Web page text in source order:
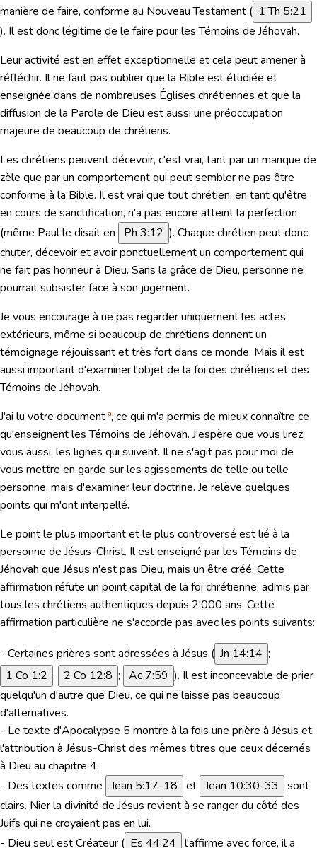
manière de faire, conforme au Nouveau Testament ( 1 Th 5:21
). Il est donc légitime de le faire pour les Témoins de Jéhovah.
Leur activité est en effet exceptionnelle et cela peut amener à
réfléchir. Il ne faut pas oublier que la Bible est étudiée et
enseignée dans de nombreuses Églises chrétiennes et que la
diffusion de la Parole de Dieu est aussi une préoccupation
majeure de beaucoup de chrétiens.
Les chrétiens peuvent décevoir, c'est vrai, tant par un manque de
zèle que par un comportement qui peut sembler ne pas être
conforme à la Bible. Il est vrai que tout chrétien, en tant qu'être
en cours de sanctification, n'a pas encore atteint la perfection
(même Paul le disait en Ph 3:12 ). Chaque chrétien peut donc
chuter, décevoir et avoir ponctuellement un comportement qui
ne fait pas honneur à Dieu. Sans la grâce de Dieu, personne ne
pourrait subsister face à son jugement.
Je vous encourage à ne pas regarder uniquement les actes
extérieurs, même si beaucoup de chrétiens donnent un
témoignage réjouissant et très fort dans ce monde. Mais il est
aussi important d'examiner l'objet de la foi des chrétiens et des
Témoins de Jéhovah.
J'ai lu votre documentª, ce qui m'a permis de mieux connaître ce
qu'enseignent les Témoins de Jéhovah. J'espère que vous lirez,
vous aussi, les lignes qui suivent. Il ne s'agit pas pour moi de
vous mettre en garde sur les agissements de telle ou telle
personne, mais d'examiner leur doctrine. Je relève quelques
points qui m'ont interpellé.
Le point le plus important et le plus controversé est lié à la
personne de Jésus-Christ. Il est enseigné par les Témoins de
Jéhovah que Jésus n'est pas Dieu, mais un être créé. Cette
affirmation réfute un point capital de la foi chrétienne, admis par
tous les chrétiens authentiques depuis 2'000 ans. Cette
affirmation particulière ne s'accorde pas avec les points suivants:
- Certaines prières sont adressées à Jésus ( Jn 14:14 ;
1 Co 1:2 ; 2 Co 12:8 ; Ac 7:59 ). Il est inconcevable de prier
quelqu'un d'autre que Dieu, ce qui ne laisse pas beaucoup
d'alternatives.
- Le texte d'Apocalypse 5 montre à la fois une prière à Jésus et
l'attribution à Jésus-Christ des mêmes titres que ceux décernés
à Dieu au chapitre 4.
- Des textes comme Jean 5:17-18 et Jean 10:30-33
sont
clairs. Nier la divinité de Jésus revient à se ranger du côté des
Juifs qui ne croyaient pas en lui.
- Dieu seul est Créateur ( Es 44:24 l'affirme avec force, il a